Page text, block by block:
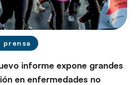
prensa
informe expone grandes
en enfermedades no